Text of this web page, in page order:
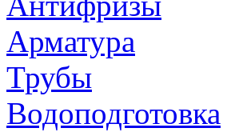
Арматура
Трубы
Водоподготовка